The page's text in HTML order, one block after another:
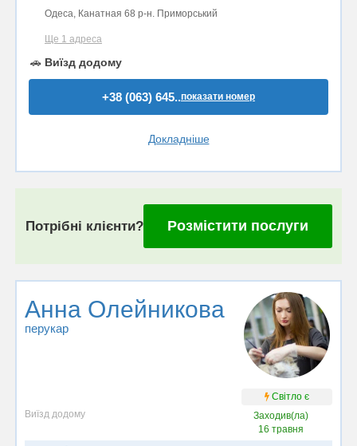
Одеса, Канатная 68 р-н. Приморський
Ще 1 адреса
🚗 Виїзд додому
+38 (063) 645..показати номер
Докладніше
Потрібні клієнти? Розмістити послуги
Анна Олейникова
перукар
Світло є
Виїзд додому
Заходив(ла)
16 травня